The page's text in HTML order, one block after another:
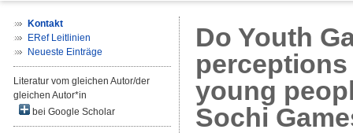
Kontakt
ERef Leitlinien
Neueste Einträge
Literatur vom gleichen Autor/der
gleichen Autor*in
bei Google Scholar
Do Youth
young
Sochi